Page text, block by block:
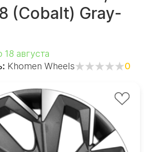
(Cobalt) Gray-
августа
Khomen Wheels 0